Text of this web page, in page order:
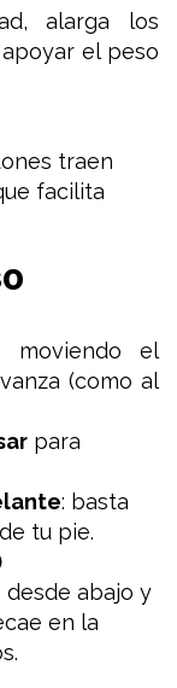
alarga los
el peso
traen
facilita
moviendo el
(como al
para
: basta
tu pie.
abajo y
en la